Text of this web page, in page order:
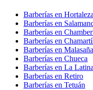
Barberías en Hortaleza
Barberías en
Barberías en
Barberías en
Barberías en Malasaña
Barberías en Chueca
Barberías en La Latina
Barberías en Retiro
Barberías en Tetuán